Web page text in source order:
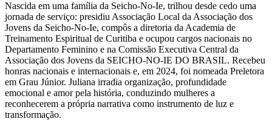
Nascida em uma família da Seicho-No-Ie, trilhou desde cedo uma
jornada de serviço: presidiu Associação Local da Associação dos
Jovens da Seicho-No-Ie, compôs a diretoria da Academia de
Treinamento Espiritual de Curitiba e ocupou cargos nacionais no
Departamento Feminino e na Comissão Executiva Central da
Associação dos Jovens da SEICHO-NO-IE DO BRASIL. Recebeu
honras nacionais e internacionais e, em 2024, foi nomeada Preletora
em Grau Júnior. Juliana irradia organização, profundidade
emocional e amor pela história, conduzindo mulheres a
reconhecerem a própria narrativa como instrumento de luz e
transformação.